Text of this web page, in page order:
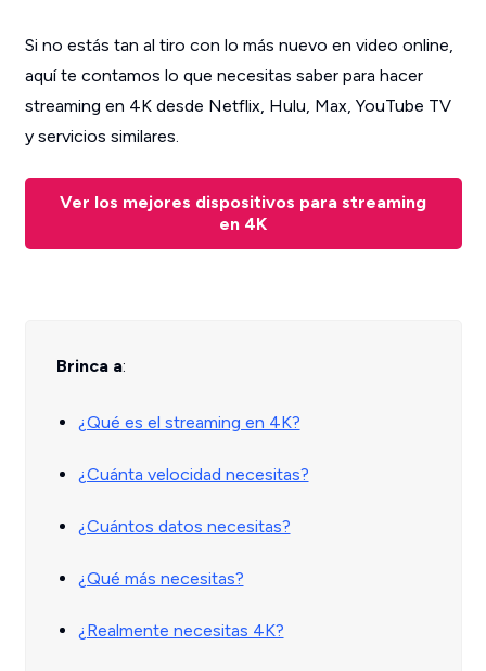
Si no estás tan al tiro con lo más nuevo en video online,
aquí te contamos lo que necesitas saber para hacer
streaming en 4K desde Netflix, Hulu, Max, YouTube TV
y servicios similares.
Ver los mejores dispositivos para streaming
en 4K
Brinca a:
¿Qué es el streaming en 4K?
¿Cuánta velocidad necesitas?
¿Cuántos datos necesitas?
¿Qué más necesitas?
¿Realmente necesitas 4K?